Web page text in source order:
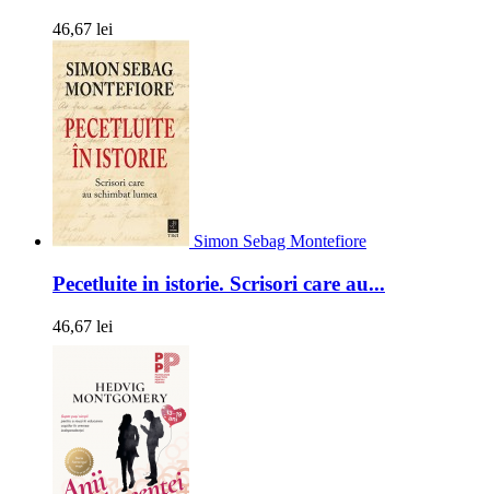
46,67 lei
Simon Sebag Montefiore
Pecetluite in istorie. Scrisori care au...
46,67 lei